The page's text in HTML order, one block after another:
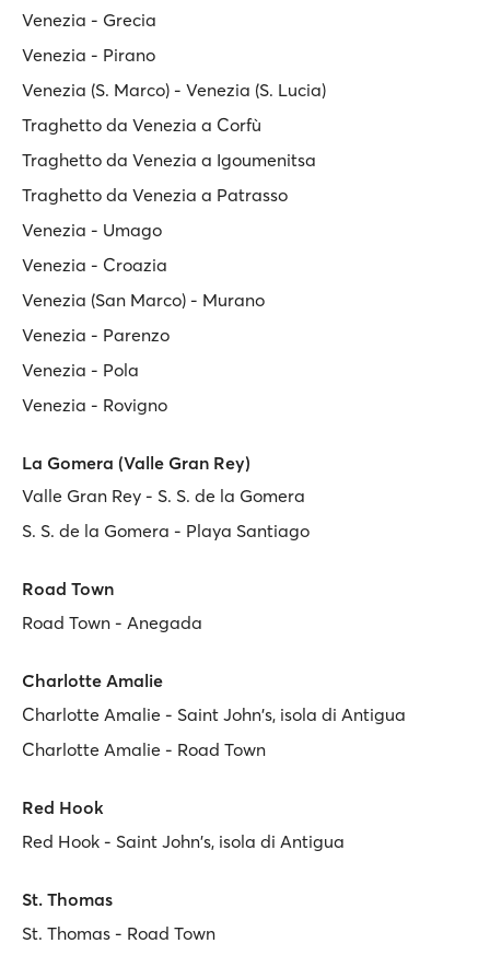
Venezia - Grecia
Venezia - Pirano
Venezia (S. Marco) - Venezia (S. Lucia)
Traghetto da Venezia a Corfù
Traghetto da Venezia a Igoumenitsa
Traghetto da Venezia a Patrasso
Venezia - Umago
Venezia - Croazia
Venezia (San Marco) - Murano
Venezia - Parenzo
Venezia - Pola
Venezia - Rovigno
La Gomera (Valle Gran Rey)
Valle Gran Rey - S. S. de la Gomera
S. S. de la Gomera - Playa Santiago
Road Town
Road Town - Anegada
Charlotte Amalie
Charlotte Amalie - Saint John's, isola di Antigua
Charlotte Amalie - Road Town
Red Hook
Red Hook - Saint John's, isola di Antigua
St. Thomas
St. Thomas - Road Town